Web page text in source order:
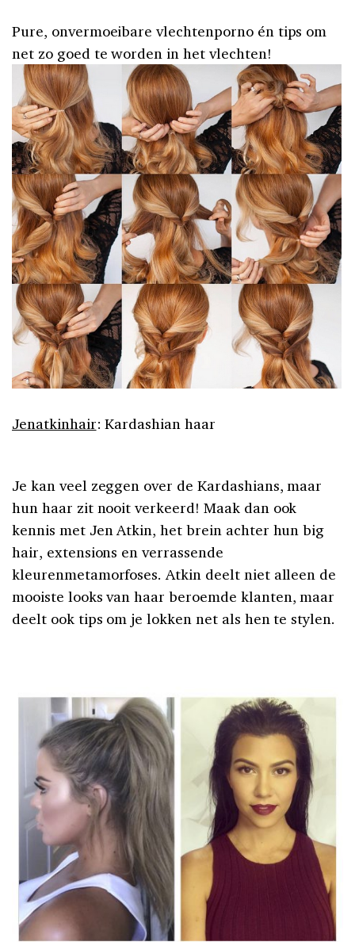
Pure, onvermoeibare vlechtenporno én tips om
net zo goed te worden in het vlechten!
Jenatkinhair: Kardashian haar
Je kan veel zeggen over de Kardashians, maar
hun haar zit nooit verkeerd! Maak dan ook
kennis met Jen Atkin, het brein achter hun big
hair, extensions en verrassende
kleurenmetamorfoses. Atkin deelt niet alleen de
mooiste looks van haar beroemde klanten, maar
deelt ook tips om je lokken net als hen te stylen.